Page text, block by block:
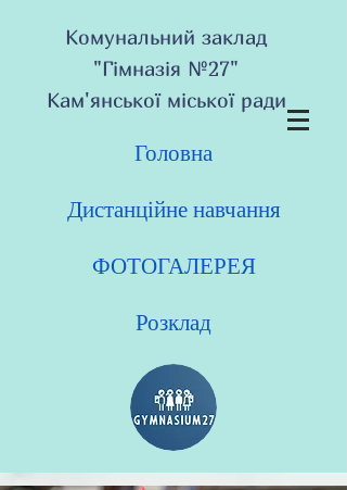
Комунальний заклад
"Гімназія №27"
Кам'янської міської ради
Головна
Дистанційне навчання
ФОТОГАЛЕРЕЯ
Розклад